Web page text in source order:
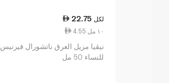
22.75 لكل
4.55 ١٠ مل
نيڤيا مزيل العرق ناتشورال فيرنيس
للنساء 50 مل